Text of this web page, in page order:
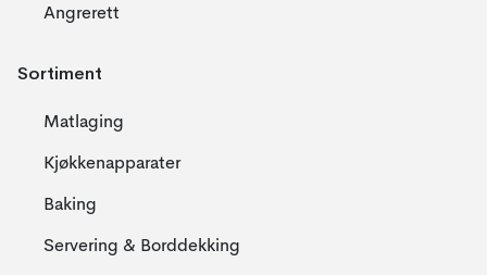
Angrerett
Sortiment
Matlaging
Kjøkkenapparater
Baking
Servering & Borddekking